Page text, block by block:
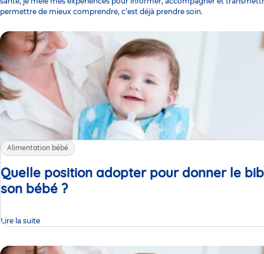
permettre de mieux comprendre, c’est déjà prendre soin.
Alimentation bébé
Quelle position adopter pour donner le
son bébé ?Article
Lire la suite